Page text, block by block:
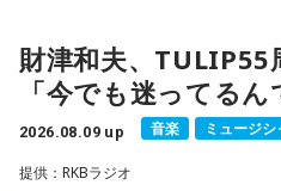
18年に及ぶ「宇宙兄弟」の連載
なり、「宇宙兄弟」誕生のエピ
会う」というキャラクター造形
財津和夫、TULIP55
「今でも迷ってるん
2026.08.09 up 音楽 ミュージシ
提供：RKBラジオ